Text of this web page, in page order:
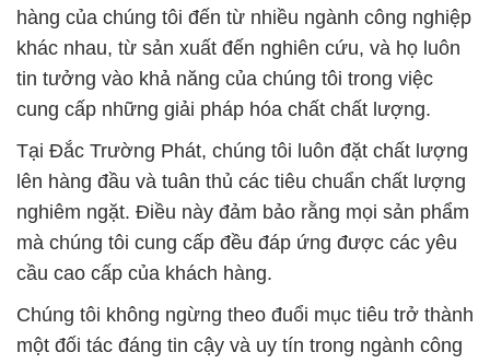
hàng của chúng tôi đến từ nhiều ngành công nghiệp
khác nhau, từ sản xuất đến nghiên cứu, và họ luôn
tin tưởng vào khả năng của chúng tôi trong việc
cung cấp những giải pháp hóa chất chất lượng.
Tại Đắc Trường Phát, chúng tôi luôn đặt chất lượng
lên hàng đầu và tuân thủ các tiêu chuẩn chất lượng
nghiêm ngặt. Điều này đảm bảo rằng mọi sản phẩm
mà chúng tôi cung cấp đều đáp ứng được các yêu
cầu cao cấp của khách hàng.
Chúng tôi không ngừng theo đuổi mục tiêu trở thành
một đối tác đáng tin cậy và uy tín trong ngành công